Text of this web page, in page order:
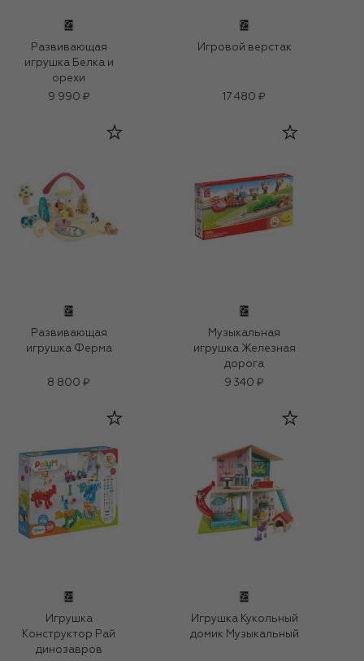
Развивающая
игрушка Белка и
орехи
9 990 ₽
Игровой верстак
17 480 ₽
Развивающая
игрушка Ферма
8 800 ₽
Музыкальная
игрушка Железная
дорога
9 340 ₽
Игрушка
Конструктор Рай
динозавров
Игрушка Кукольный
домик Музыкальный